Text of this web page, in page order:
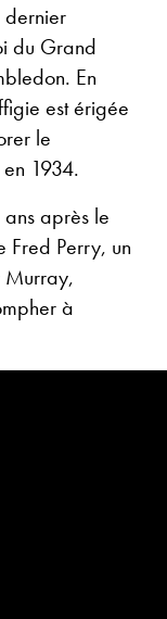
dernier
du Grand
En
est érigée
le
1934.
après le
Fred Perry, un
Murray,
à